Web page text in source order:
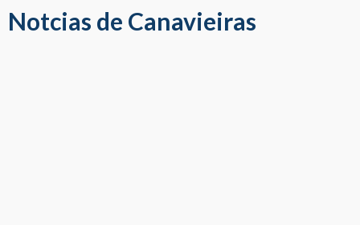
Notcias de Canavieiras